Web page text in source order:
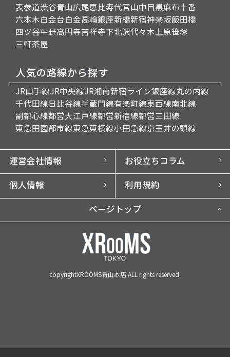
表参道渋谷青山広尾恵比寿代官山中目黒麻布十番
六本木白金台白金高輪銀座新橋新宿神楽坂飯田橋
四ツ谷中野高円寺吉祥寺下北沢代々木上原笹塚
三軒茶屋
人気の路線から探す
JR山手線JR中央線JR湘南新宿ライン銀座線丸の内線
千代田線日比谷線半蔵門線有楽町線東西線南北線
副都心線都営大江戸線都営新宿線都営三田線
東急田園都市線東急東横線小田急線京王井の頭線
運営会社情報
お役立ちコラム
個人情報
利用規約
ページトップ
copyrightXROOMS青山本店 ALL rights reserved.